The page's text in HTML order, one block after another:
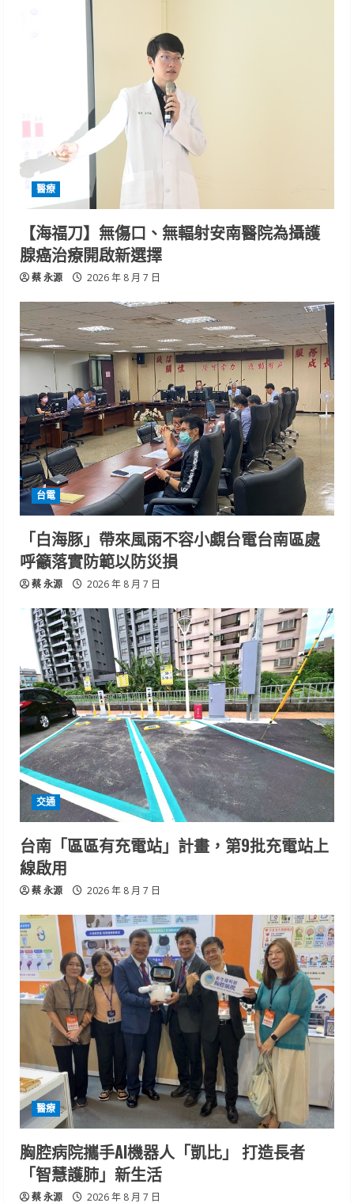
醫療
【海福刀】無傷口、無輻射安南醫院為攝護
腺癌治療開啟新選擇
蔡 永源 2026 年 8 月 7 日
台電
「白海豚」帶來風雨不容小覷台電台南區處
呼籲落實防範以防災損
蔡 永源 2026 年 8 月 7 日
交通
台南「區區有充電站」計畫，第9批充電站上
線啟用
蔡 永源 2026 年 8 月 7 日
醫療
胸腔病院攜手AI機器人「凱比」 打造長者
「智慧護肺」新生活
蔡 永源 2026 年 8 月 7 日